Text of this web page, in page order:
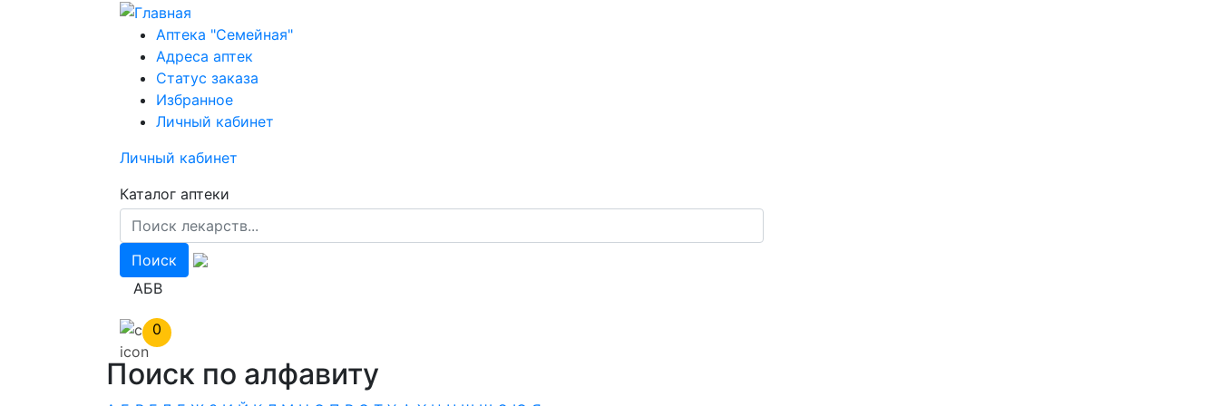
Аптека "Семейная"
Адреса аптек
Статус заказа
Избранное
Личный кабинет
Личный кабинет
Каталог аптеки
АБВ
0
Поиск по алфавиту